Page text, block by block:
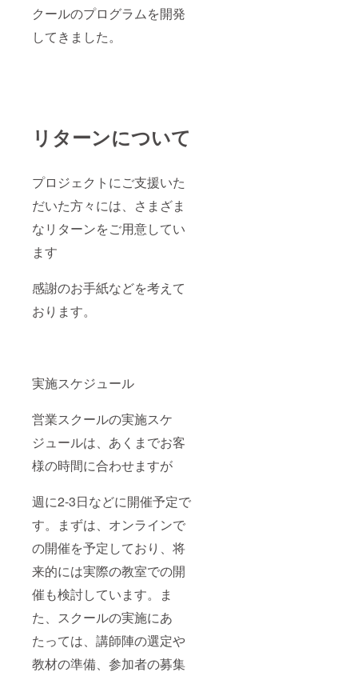
クールのプログラムを開発
してきました。
リターンについて
プロジェクトにご支援いた
だいた方々には、さまざま
なリターンをご用意してい
ます
感謝のお手紙などを考えて
おります。
実施スケジュール
営業スクールの実施スケ
ジュールは、あくまでお客
様の時間に合わせますが
週に2-3日などに開催予定で
す。まずは、オンラインで
の開催を予定しており、将
来的には実際の教室での開
催も検討しています。ま
た、スクールの実施にあ
たっては、講師陣の選定や
教材の準備、参加者の募集